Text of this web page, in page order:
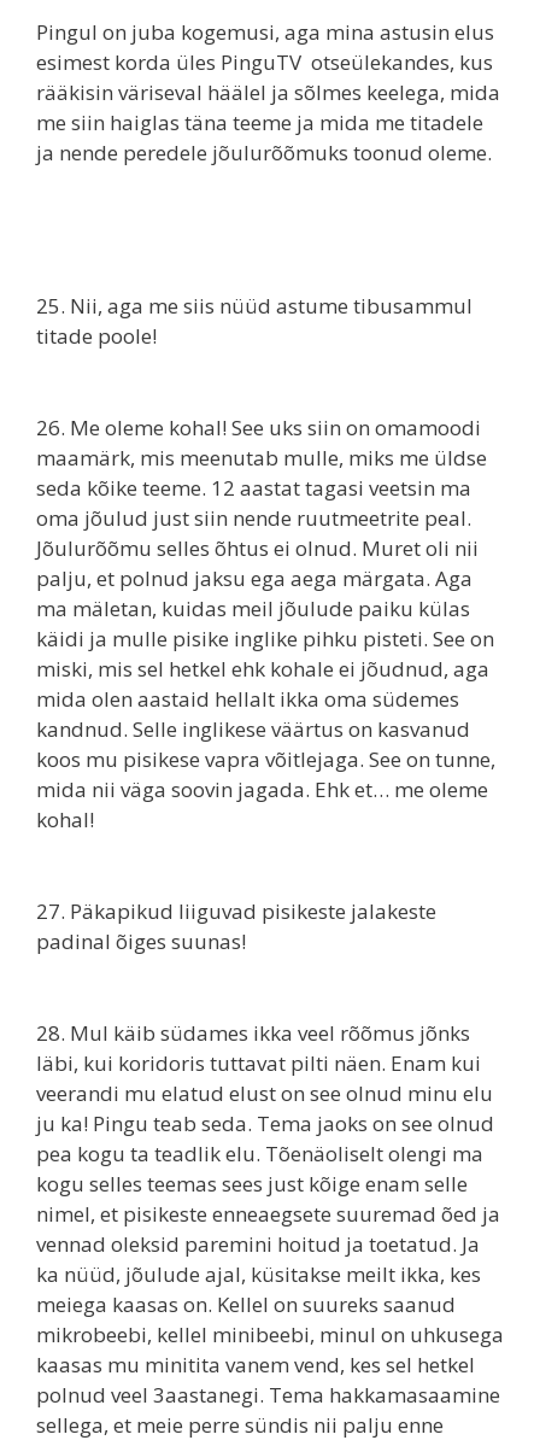
Pingul on juba kogemusi, aga mina astusin elus
esimest korda üles PinguTV otseülekandes, kus
rääkisin väriseval häälel ja sõlmes keelega, mida
me siin haiglas täna teeme ja mida me titadele
ja nende peredele jõulurõõmuks toonud oleme.
25. Nii, aga me siis nüüd astume tibusammul
titade poole!
26. Me oleme kohal! See uks siin on omamoodi
maamärk, mis meenutab mulle, miks me üldse
seda kõike teeme. 12 aastat tagasi veetsin ma
oma jõulud just siin nende ruutmeetrite peal.
Jõulurõõmu selles õhtus ei olnud. Muret oli nii
palju, et polnud jaksu ega aega märgata. Aga
ma mäletan, kuidas meil jõulude paiku külas
käidi ja mulle pisike inglike pihku pisteti. See on
miski, mis sel hetkel ehk kohale ei jõudnud, aga
mida olen aastaid hellalt ikka oma südemes
kandnud. Selle inglikese väärtus on kasvanud
koos mu pisikese vapra võitlejaga. See on tunne,
mida nii väga soovin jagada. Ehk et… me oleme
kohal!
27. Päkapikud liiguvad pisikeste jalakeste
padinal õiges suunas!
28. Mul käib südames ikka veel rõõmus jõnks
läbi, kui koridoris tuttavat pilti näen. Enam kui
veerandi mu elatud elust on see olnud minu elu
ju ka! Pingu teab seda. Tema jaoks on see olnud
pea kogu ta teadlik elu. Tõenäoliselt olengi ma
kogu selles teemas sees just kõige enam selle
nimel, et pisikeste enneaegsete suuremad õed ja
vennad oleksid paremini hoitud ja toetatud. Ja
ka nüüd, jõulude ajal, küsitakse meilt ikka, kes
meiega kaasas on. Kellel on suureks saanud
mikrobeebi, kellel minibeebi, minul on uhkusega
kaasas mu minitita vanem vend, kes sel hetkel
polnud veel 3aastanegi. Tema hakkamasaamine
sellega, et meie perre sündis nii palju enne